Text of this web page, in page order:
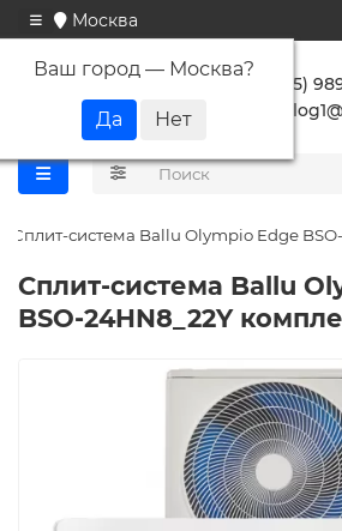
Москва
Ваш город — Москва?
+7 (495)
Сплит-система Ballu Olympio Edge
Сплит-система Ballu
BSO-24HN8_22Y